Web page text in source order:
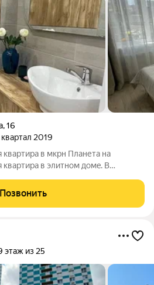
,16
квартал 2019
в мкрн Планета на
квартира в элитнoм домe. В
лифта (2 грузовых). Имеeтcя
стиpaльная
Позвонить
этаж из 25